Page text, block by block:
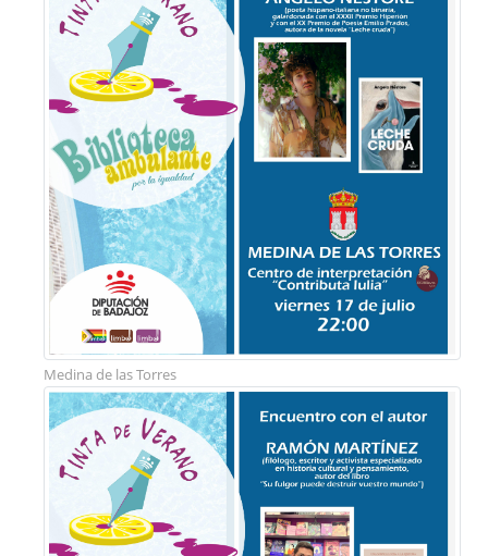
Medina de las Torres